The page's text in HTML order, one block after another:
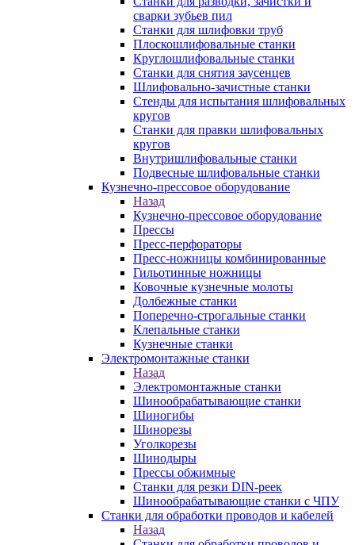
сварки зубьев пил
Станки для шлифовки труб
Плоскошлифовальные станки
Круглошлифовальные станки
Станки для снятия заусенцев
Шлифовально-зачистные станки
Стенды для испытания шлифовальных
кругов
Станки для правки шлифовальных
кругов
Внутришлифовальные станки
Подвесные шлифовальные станки
Кузнечно-прессовое оборудование
Назад
Кузнечно-прессовое оборудование
Прессы
Пресс-перфораторы
Пресс-ножницы комбинированные
Гильотинные ножницы
Ковочные кузнечные молоты
Долбежные станки
Поперечно-строгальные станки
Клепальные станки
Кузнечные станки
Электромонтажные станки
Назад
Электромонтажные станки
Шинообрабатывающие станки
Шиногибы
Шинорезы
Уголкорезы
Шинодыры
Прессы обжимные
Станки для резки DIN-реек
Шинообрабатывающие станки с ЧПУ
Станки для обработки проводов и кабелей
Назад